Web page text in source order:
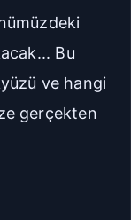
Bu
ve hangi
gerçekten